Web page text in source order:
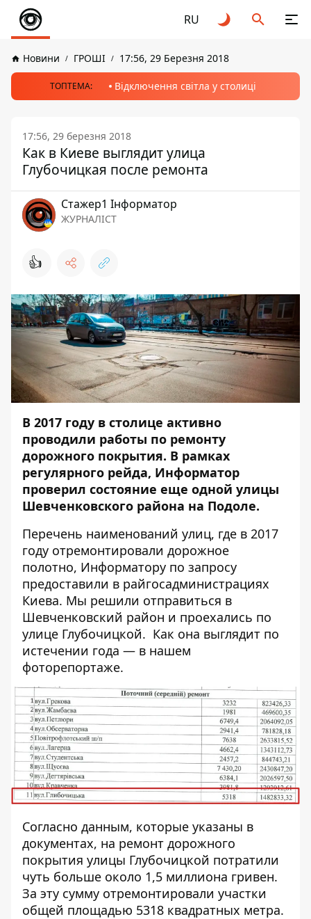
RU
Новини ГРОШІ 17:56, 29 Березня 2018
ТОПТЕМА: Відключення світла у столиці
17:56, 29 березня 2018
Как в Киеве выглядит улица
Глубочицкая после ремонта
Стажер1 Інформатор
ЖУРНАЛІСТ
👍
В 2017 году в столице активно
проводили работы по ремонту
дорожного покрытия. В рамках
регулярного рейда, Информатор
проверил состояние еще одной улицы
Шевченковского района на Подоле.
Перечень наименований улиц, где в 2017
году отремонтировали дорожное
полотно, Информатору по запросу
предоставили в райгосадминистрациях
Киева. Мы решили отправиться в
Шевченковский район и проехались по
улице Глубочицкой. Как она выглядит по
истечении года — в нашем
фоторепортаже.
Согласно данным, которые указаны в
документах, на ремонт дорожного
покрытия улицы Глубочицкой потратили
чуть больше около 1,5 миллиона гривен.
За эту сумму отремонтировали участки
общей площадью 5318 квадратных метра.